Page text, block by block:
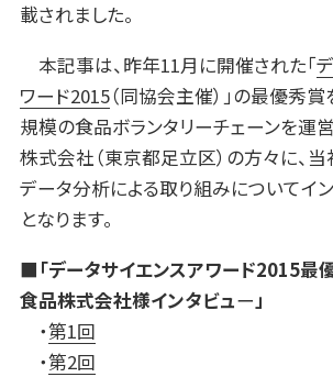
載されました。
本記事は、昨年11月に開催された「
ワード2015（同協会主催）」の最優秀
規模の食品ボランタリーチェーンを運
株式会社（東京都足立区）の方々に、
データ分析による取り組みについてイ
となります。
■「データサイエンスアワード2015最
食品株式会社様インタビュー」
・第1回
・第2回